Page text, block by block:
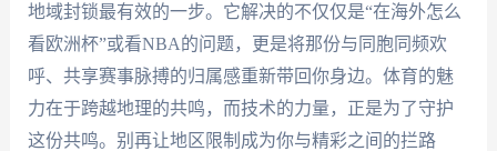
地域封锁最有效的一步。它解决的不仅仅是“在海外怎么
看欧洲杯”或看NBA的问题，更是将那份与同胞同频欢
呼、共享赛事脉搏的归属感重新带回你身边。体育的魅
力在于跨越地理的共鸣，而技术的力量，正是为了守护
这份共鸣。别再让地区限制成为你与精彩之间的拦路